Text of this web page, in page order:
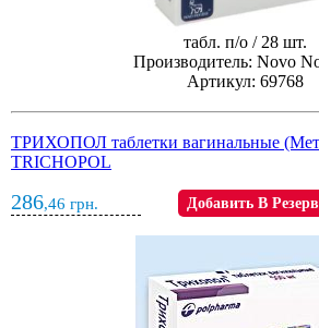
табл. п/о / 28 шт.
Производитель: Novo
Артикул: 69768
ТРИХОПОЛ таблетки вагинальные
TRICHOPOL
286,46 грн. Добавить В Резерв